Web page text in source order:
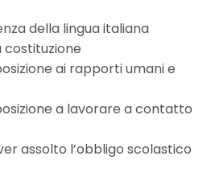
della lingua italiana
costituzione
ai rapporti umani e
a lavorare a contatto
assolto l’obbligo scolastico